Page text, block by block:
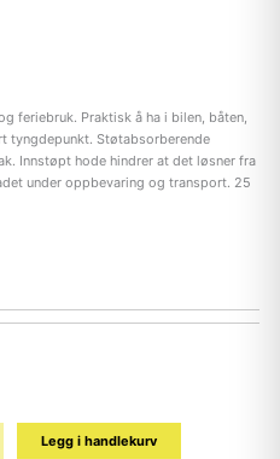
feriebruk. Praktisk å ha i bilen, båten,
tyngdepunkt. Støtabsorberende
Innstøpt hode hindrer at det løsner fra
under oppbevaring og transport. 25
Legg i handlekurv